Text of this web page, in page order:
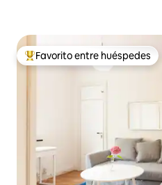
Favorito entre huéspedes
Favorito entre huéspedes